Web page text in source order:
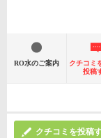
RO水のご案内
クチコミ
投稿
クチコミを投稿